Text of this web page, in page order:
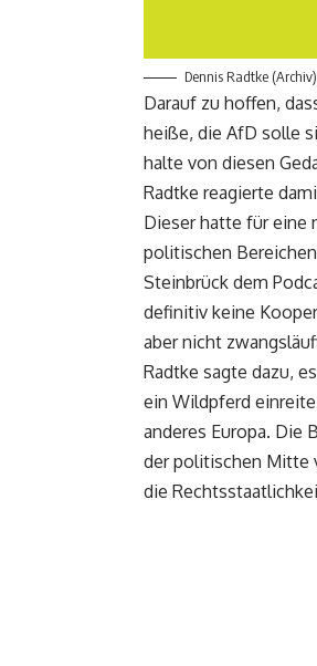
Dennis Radtke
Darauf zu hoffen,
heiße, die AfD solle
halte von diesen
Radtke reagierte
Dieser hatte für eine
politischen
Steinbrück dem
definitiv keine
aber nicht
Radtke sagte dazu,
ein Wildpferd
anderes Europa. Die
der politischen Mitte
die